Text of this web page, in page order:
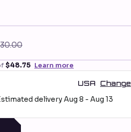
$48.75 Learn more
USA Change
deliveryAug 8 - Aug 13